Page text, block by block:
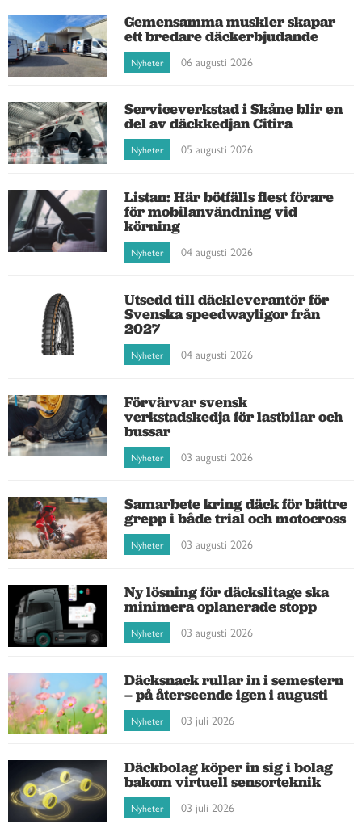
Gemensamma muskler skapar
ett bredare däckerbjudande
Nyheter 06 augusti 2026
Serviceverkstad i Skåne blir en
del av däckkedjan Citira
Nyheter 05 augusti 2026
Listan: Här bötfälls flest förare
för mobilanvändning vid
körning
Nyheter 04 augusti 2026
Utsedd till däckleverantör för
Svenska speedwayligor från
2027
Nyheter 04 augusti 2026
Förvärvar svensk
verkstadskedja för lastbilar och
bussar
Nyheter 03 augusti 2026
Samarbete kring däck för bättre
grepp i både trial och motocross
Nyheter 03 augusti 2026
Ny lösning för däckslitage ska
minimera oplanerade stopp
Nyheter 03 augusti 2026
Däcksnack rullar in i semestern
– på återseende igen i augusti
Nyheter 03 juli 2026
Däckbolag köper in sig i bolag
bakom virtuell sensorteknik
Nyheter 03 juli 2026